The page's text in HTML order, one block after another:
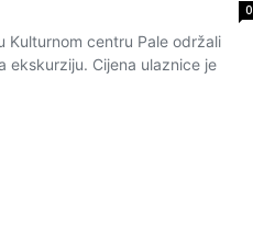
0
Kulturnom centru Pale održali
ekskurziju. Cijena ulaznice je